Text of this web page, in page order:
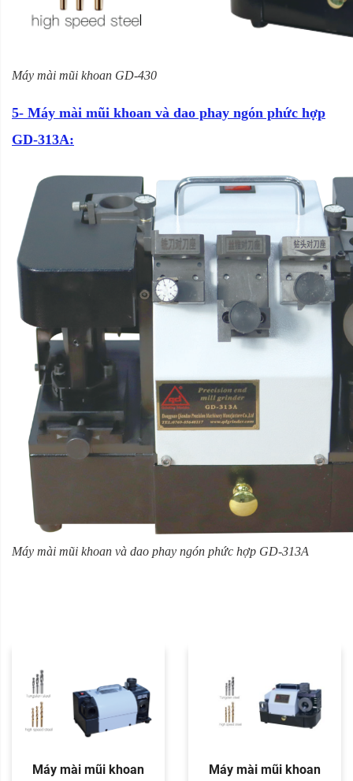
Máy mài mũi khoan GD-430
5- Máy mài mũi khoan và dao phay ngón phức hợp
GD-313A:
Máy mài mũi khoan và dao phay ngón phức hợp GD-313A
Máy mài mũi khoan
Máy mài mũi khoan